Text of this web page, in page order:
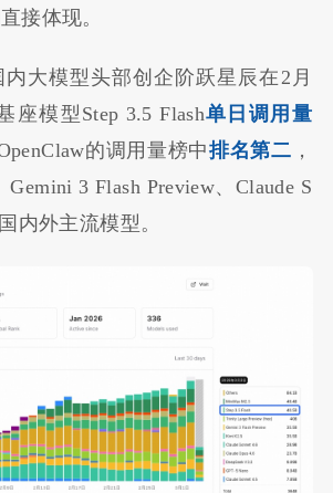
接体现。
大模型头部创企阶跃星辰在2月
座模型Step 3.5 Flash单日调用量
的调用量榜中排名第二 ，
3 Flash Preview、Claude S
内外主流模型。